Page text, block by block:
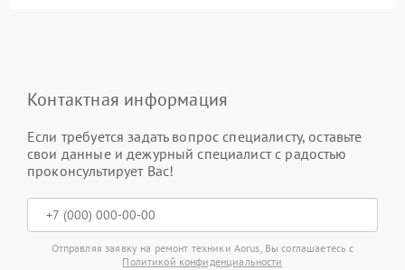
Контактная информация
Если требуется задать вопрос специалисту, оставьте
свои данные и дежурный специалист с радостью
проконсультирует Вас!
Отправляя заявку на ремонт техники Aorus, Вы соглашаетесь с
Политикой конфиденциальности